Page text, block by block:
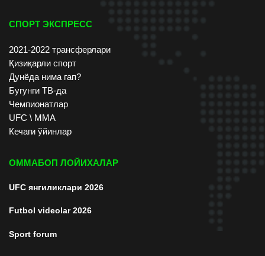
СПОРТ ЭКСПРЕСС
2021-2022 трансферлари
Қизиқарли спорт
Дунёда нима гап?
Бугунги ТВ-да
Чемпионатлар
UFC \ ММА
Кечаги ўйинлар
ОММАБОП ЛОЙИХАЛАР
UFC янгиликлари 2026
Futbol videolar 2026
Sport forum